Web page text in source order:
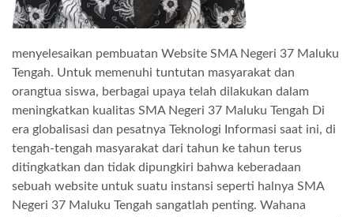
menyelesaikan pembuatan Website SMA Negeri 37 Maluku
Tengah. Untuk memenuhi tuntutan masyarakat dan
orangtua siswa, berbagai upaya telah dilakukan dalam
meningkatkan kualitas SMA Negeri 37 Maluku Tengah Di
era globalisasi dan pesatnya Teknologi Informasi saat ini, di
tengah-tengah masyarakat dari tahun ke tahun terus
ditingkatkan dan tidak dipungkiri bahwa keberadaan
sebuah website untuk suatu instansi seperti halnya SMA
Negeri 37 Maluku Tengah sangatlah penting. Wahana